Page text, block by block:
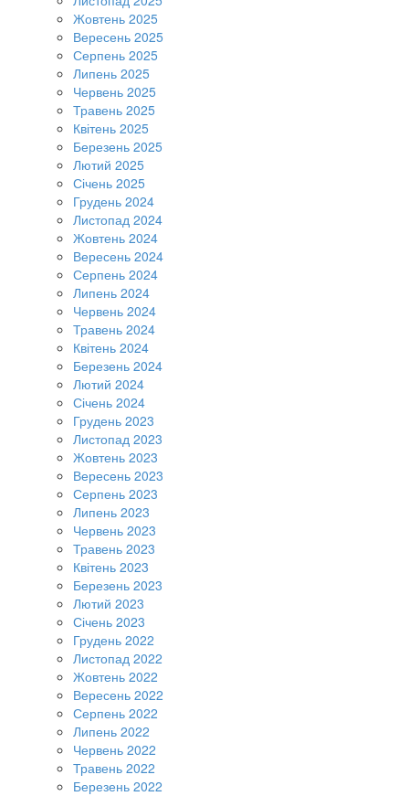
Жовтень 2025
Вересень 2025
Серпень 2025
Липень 2025
Червень 2025
Травень 2025
Квітень 2025
Березень 2025
Лютий 2025
Січень 2025
Грудень 2024
Листопад 2024
Жовтень 2024
Вересень 2024
Серпень 2024
Липень 2024
Червень 2024
Травень 2024
Квітень 2024
Березень 2024
Лютий 2024
Січень 2024
Грудень 2023
Листопад 2023
Жовтень 2023
Вересень 2023
Серпень 2023
Липень 2023
Червень 2023
Травень 2023
Квітень 2023
Березень 2023
Лютий 2023
Січень 2023
Грудень 2022
Листопад 2022
Жовтень 2022
Вересень 2022
Серпень 2022
Липень 2022
Червень 2022
Травень 2022
Березень 2022